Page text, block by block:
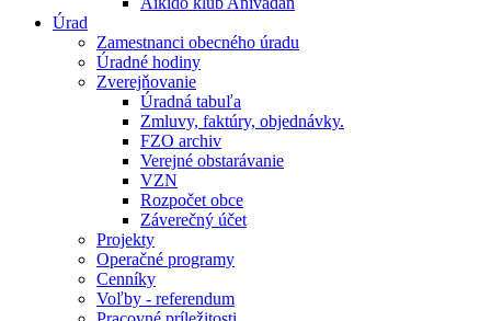
Úrad
Zamestnanci obecného úradu
Úradné hodiny
Zverejňovanie
Úradná tabuľa
Zmluvy, faktúry, objednávky.
FZO archiv
Verejné obstarávanie
VZN
Rozpočet obce
Záverečný účet
Projekty
Operačné programy
Cenníky
Voľby - referendum